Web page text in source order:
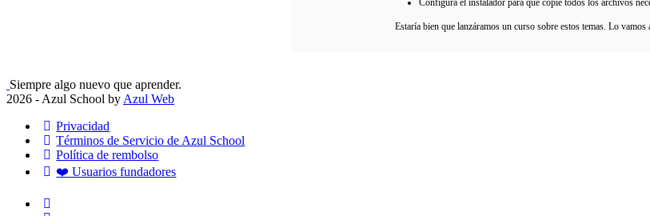
Estaría bien que lanzáramos un curso sobre estos temas. Lo
Siempre algo nuevo que aprender.
2026 - Azul School by Azul Web
Privacidad
Términos de Servicio de Azul School
Política de rembolso
❤️ Usuarios fundadores